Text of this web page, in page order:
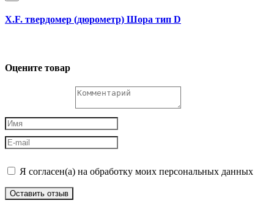
X.F. твердомер (дюрометр) Шора тип D
Оцените товар
Я согласен(а) на обработку моих персональных данных
Оставить отзыв